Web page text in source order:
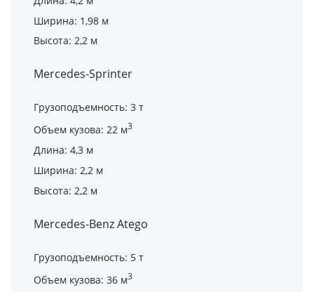
Ширина: 1,98 м
Высота: 2,2 м
Mercedes-Sprinter
Грузоподъемность: 3 т
Объем кузова: 22 м3
Длина: 4,3 м
Ширина: 2,2 м
Высота: 2,2 м
Mercedes-Benz Atego
Грузоподъемность: 5 т
Объем кузова: 36 м3